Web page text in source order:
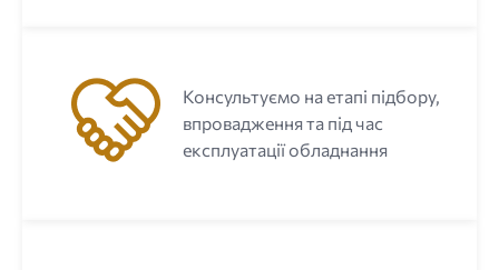
Консультуємо на етапі підбору,
впровадження та під час
експлуатації обладнання